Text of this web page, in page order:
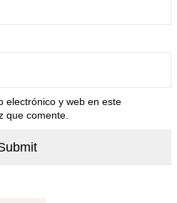
electrónico y web en este
que comente.